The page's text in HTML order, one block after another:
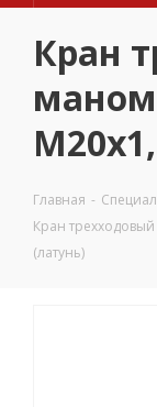
Кран
Главная -
Кран
(латунь)